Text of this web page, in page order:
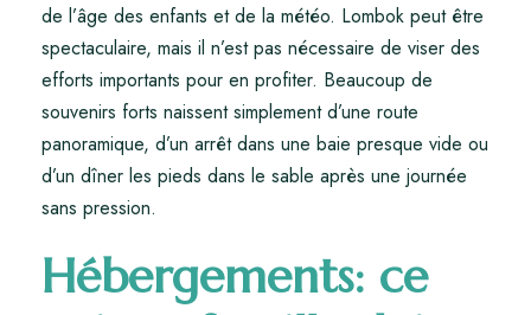
de l’âge des enfants et de la météo. Lombok peut être
spectaculaire, mais il n’est pas nécessaire de viser des
efforts importants pour en profiter. Beaucoup de
souvenirs forts naissent simplement d’une route
panoramique, d’un arrêt dans une baie presque vide ou
d’un dîner les pieds dans le sable après une journée
sans pression.
Hébergements: ce